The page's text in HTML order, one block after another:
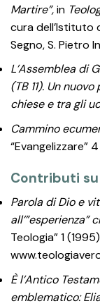
Martire”,in
cura dell’Istituto
Segno, S. Pietro
L’Assemblea di
(TB 11). Un
chiese e tra gli
Cammino
“Evangelizzare”
Contributi su
Parola di Dio e
all’”esperienza”
Teologia” 1
È l’Antico
emblematico: